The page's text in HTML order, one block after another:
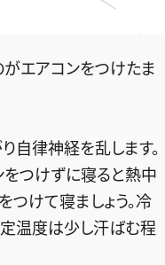
エアコンをつけたま
自律神経を乱します。
をつけずに寝ると熱中
つけて寝ましょう。冷
定温度は少し汗ばむ程